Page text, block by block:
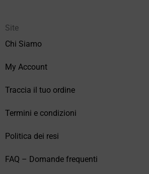
Site
Chi Siamo
My Account
Traccia il tuo ordine
Termini e condizioni
Politica dei resi
FAQ – Domande frequenti